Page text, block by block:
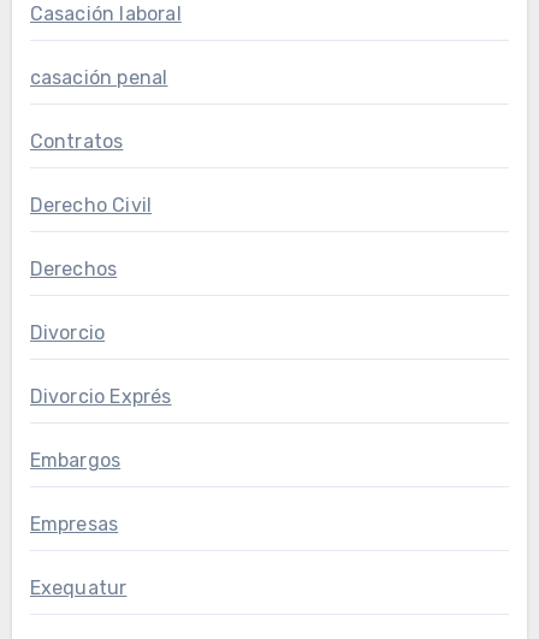
Casación laboral
casación penal
Contratos
Derecho Civil
Derechos
Divorcio
Divorcio Exprés
Embargos
Empresas
Exequatur